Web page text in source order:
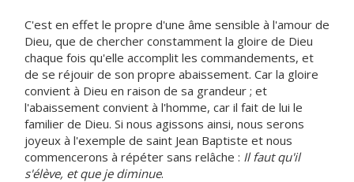
C'est en effet le propre d'une âme sensible à l'amour de
Dieu, que de chercher constamment la gloire de Dieu
chaque fois qu'elle accomplit les commandements, et
de se réjouir de son propre abaissement. Car la gloire
convient à Dieu en raison de sa grandeur ; et
l'abaissement convient à l'homme, car il fait de lui le
familier de Dieu. Si nous agissons ainsi, nous serons
joyeux à l'exemple de saint Jean Baptiste et nous
commencerons à répéter sans relâche : Il faut qu'il
s'élève, et que je diminue.